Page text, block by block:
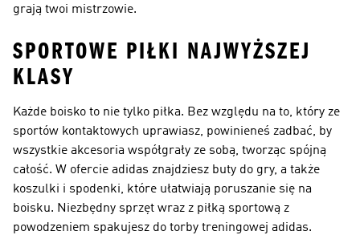
grają twoi mistrzowie.
SPORTOWE PIŁKI NAJWYŻSZEJ
KLASY
Każde boisko to nie tylko piłka. Bez względu na to, który ze
sportów kontaktowych uprawiasz, powinieneś zadbać, by
wszystkie akcesoria współgrały ze sobą, tworząc spójną
całość. W ofercie adidas znajdziesz buty do gry, a także
koszulki i spodenki, które ułatwiają poruszanie się na
boisku. Niezbędny sprzęt wraz z piłką sportową z
powodzeniem spakujesz do torby treningowej adidas.